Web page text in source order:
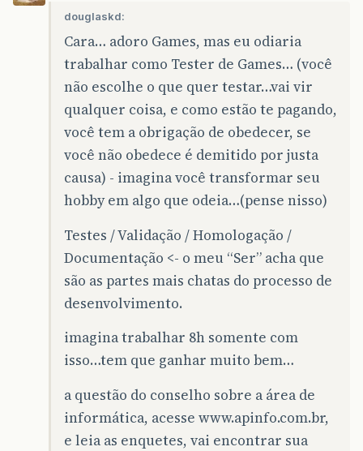
douglaskd:
Cara… adoro Games, mas eu odiaria
trabalhar como Tester de Games… (você
não escolhe o que quer testar…vai vir
qualquer coisa, e como estão te pagando,
você tem a obrigação de obedecer, se
você não obedece é demitido por justa
causa) - imagina você transformar seu
hobby em algo que odeia…(pense nisso)
Testes / Validação / Homologação /
Documentação <- o meu “Ser” acha que
são as partes mais chatas do processo de
desenvolvimento.
imagina trabalhar 8h somente com
isso…tem que ganhar muito bem…
a questão do conselho sobre a área de
informática, acesse www.apinfo.com.br,
e leia as enquetes, vai encontrar sua